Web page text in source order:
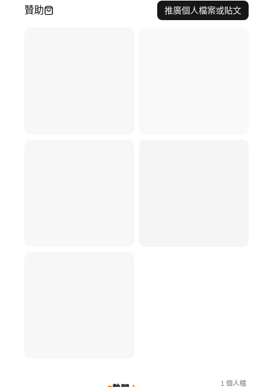
贊助 推廣個人檔案或貼文
1 個人檔